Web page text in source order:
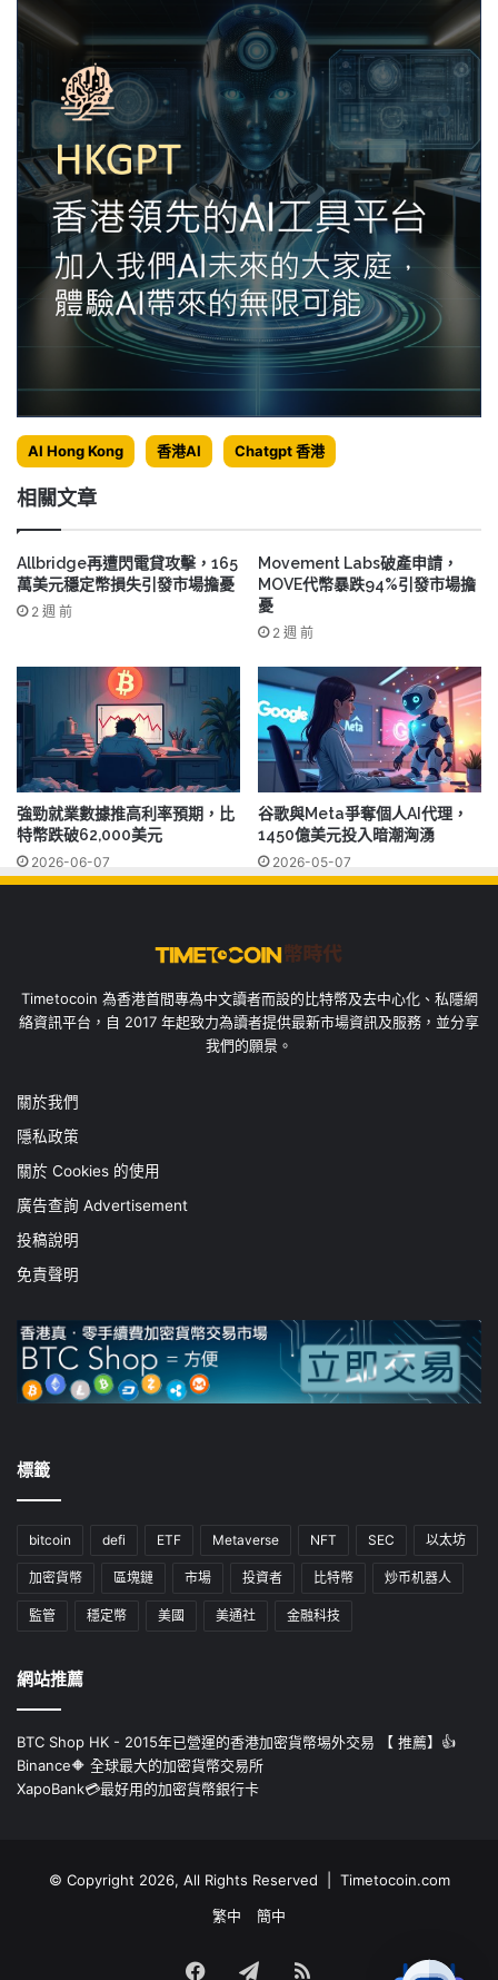
AI Hong Kong 香港AI Chatgpt 香港
相關文章
Allbridge再遭閃電貸攻擊，165
萬美元穩定幣損失引發市場擔憂
2 週 前
Movement Labs破產申請，
MOVE代幣暴跌94%引發市場擔
憂
2 週 前
強勁就業數據推高利率預期，比
特幣跌破62,000美元
2026-06-07
谷歌與Meta爭奪個人AI代理，
1450億美元投入暗潮洶湧
2026-05-07
Timetocoin 為香港首間專為中文讀者而設的比特幣及去中心化、私隱網
絡資訊平台，自 2017 年起致力為讀者提供最新市場資訊及服務，並分享
我們的願景。
關於我們
隱私政策
關於 Cookies 的使用
廣告查詢 Advertisement
投稿說明
免責聲明
標籤
bitcoin defi ETF Metaverse NFT SEC 以太坊
加密貨幣 區塊鏈 市場 投資者 比特幣 炒币机器人
監管 穩定幣 美國 美通社 金融科技
網站推薦
BTC Shop HK - 2015年已營運的香港加密貨幣埸外交易 【 推薦】👍
Binance🔶 全球最大的加密貨幣交易所
XapoBank💳最好用的加密貨幣銀行卡
© Copyright 2026, All Rights Reserved | Timetocoin.com
繁中
簡中
FacebookTelegram
RSS